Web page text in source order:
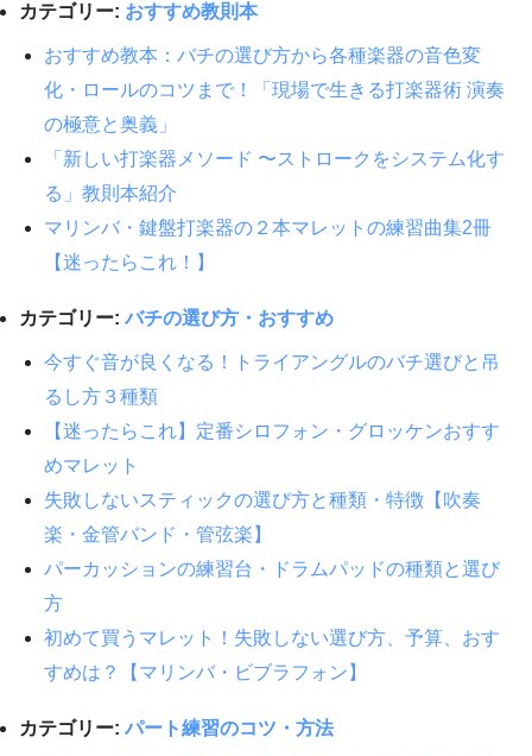
カテゴリー: おすすめ教則本
おすすめ教本：バチの選び方から各種楽器の音色変
化・ロールのコツまで！「現場で生きる打楽器術 演奏
の極意と奥義」
「新しい打楽器メソード 〜ストロークをシステム化す
る」教則本紹介
マリンバ・鍵盤打楽器の２本マレットの練習曲集2冊
【迷ったらこれ！】
カテゴリー: バチの選び方・おすすめ
今すぐ音が良くなる！トライアングルのバチ選びと吊
るし方３種類
【迷ったらこれ】定番シロフォン・グロッケンおすす
めマレット
失敗しないスティックの選び方と種類・特徴【吹奏
楽・金管バンド・管弦楽】
パーカッションの練習台・ドラムパッドの種類と選び
方
初めて買うマレット！失敗しない選び方、予算、おす
すめは？【マリンバ・ビブラフォン】
カテゴリー: パート練習のコツ・方法